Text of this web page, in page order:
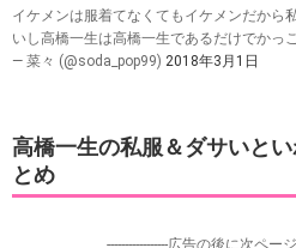
イケメンは服着てなくてもイケメンだから
いし高橋一生は高橋一生であるだけでかっ
— 菜々 (@soda_pop99) 2018年3月1日
高橋一生の私服＆ダサいと
とめ
-----------------広告の後に次ペー